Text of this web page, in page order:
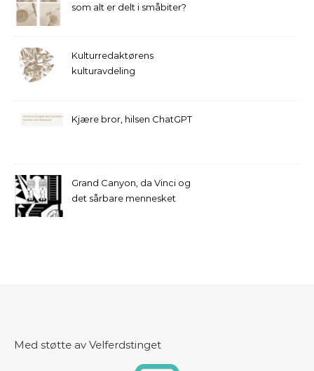
som alt er delt i småbiter?
Kulturredaktørens
kulturavdeling
Kjære bror, hilsen ChatGPT
Grand Canyon, da Vinci og
det sårbare mennesket
Med støtte av Velferdstinget